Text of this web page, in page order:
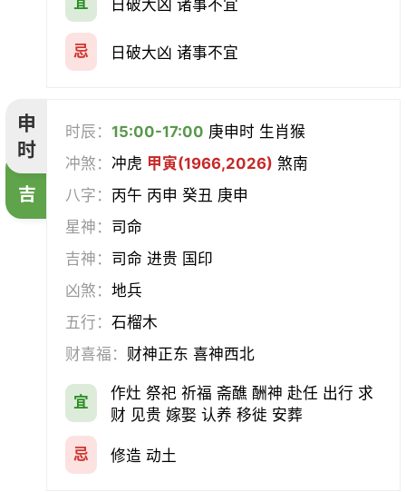
日破大凶 诸事不宜
忌 日破大凶 诸事不宜
申
时
吉
时辰：15:00-17:00 庚申时 生肖猴
冲煞：冲虎 甲寅(1966,2026) 煞南
八字： 丙午 丙申 癸丑 庚申
星神： 司命
吉神： 司命 进贵 国印
凶煞：地兵
五行：石榴木
财喜福： 财神正东 喜神西北
宜
作灶 祭祀 祈福 斋醮 酬神 赴任 出行 求
财 见贵 嫁娶 认养 移徙 安葬
忌 修造 动土